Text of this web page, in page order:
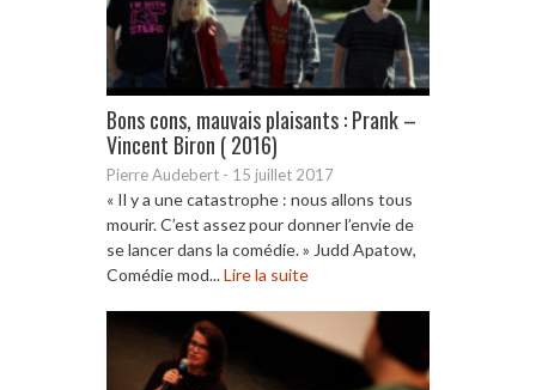
Bons cons, mauvais plaisants : Prank –
Vincent Biron ( 2016)
Pierre Audebert - 15 juillet 2017
« Il y a une catastrophe : nous allons tous
mourir. C’est assez pour donner l’envie de
se lancer dans la comédie. » Judd Apatow,
Comédie mod...Lire la suite